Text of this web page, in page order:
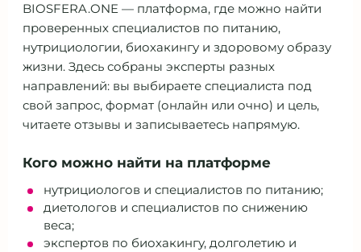
BIOSFERA.ONE — платформа, где можно найти
проверенных специалистов по питанию,
нутрициологии, биохакингу и здоровому образу
жизни. Здесь собраны эксперты разных
направлений: вы выбираете специалиста под
свой запрос, формат (онлайн или очно) и цель,
читаете отзывы и записываетесь напрямую.
Кого можно найти на платформе
нутрициологов и специалистов по питанию;
диетологов и специалистов по снижению
веса;
экспертов по биохакингу, долголетию и